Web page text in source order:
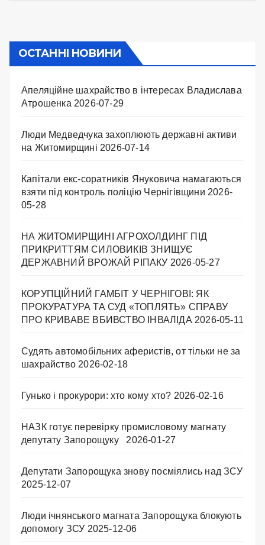
ОСТАННІ НОВИНИ
Апеляційне шахрайство в інтересах Владислава
Атрошенка 2026-07-29
Люди Медведчука захоплюють державні активи
на Житомирщині 2026-07-14
Капітали екс-соратників Януковича намагаються
взяти під контроль поліцію Чернігівщини 2026-
05-28
НА ЖИТОМИРЩИНІ АГРОХОЛДИНГ ПІД
ПРИКРИТТЯМ СИЛОВИКІВ ЗНИЩУЄ
ДЕРЖАВНИЙ ВРОЖАЙ РІПАКУ ​ 2026-05-27
КОРУПЦІЙНИЙ ГАМБІТ У ЧЕРНІГОВІ: ЯК
ПРОКУРАТУРА ТА СУД «ТОПЛЯТЬ» СПРАВУ
ПРО КРИВАВЕ ВБИВСТВО ІНВАЛІДА 2026-05-11
Судять автомобільних аферистів, от тільки не за
шахрайство 2026-02-18
Гунько і прокурори: хто кому хто? 2026-02-16
НАЗК готує перевірку промисловому магнату
депутату Запорощуку
2026-01-27
Депутати Запорощука знову посміялись над ЗСУ
2025-12-07
Люди ічнянського магната Запорощука блокують
допомогу ЗСУ 2025-12-06